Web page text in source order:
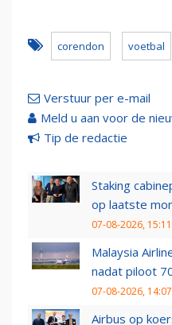
corendon voetbal
Verstuur per e-mail
Meld u aan voor de
Tip de redactie
Staking
op laatste
07-08-2026, 15:11
Malaysia
nadat piloot
07-08-2026, 14:07
Airbus op